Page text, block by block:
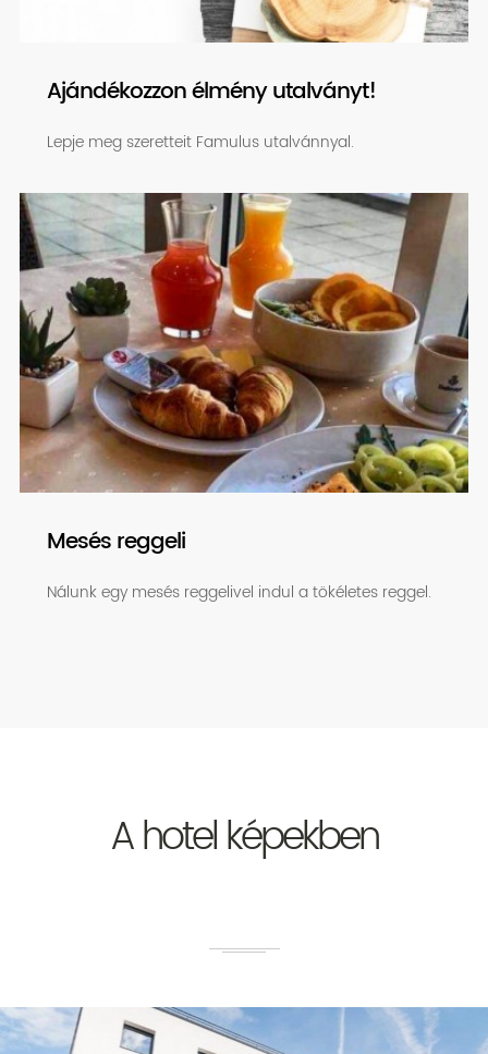
Ajándékozzon élmény utalványt!
Lepje meg szeretteit Famulus utalvánnyal.
Mesés reggeli
Nálunk egy mesés reggelivel indul a tökéletes reggel.
A hotel képekben